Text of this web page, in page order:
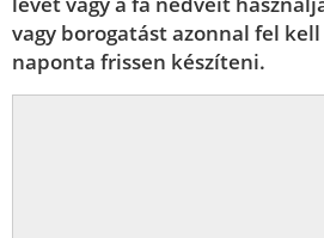
vagy borogatást azonnal fel
naponta frissen készíteni.